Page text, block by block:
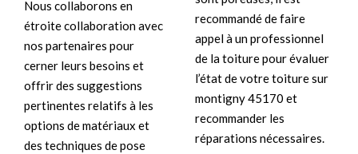
Nous collaborons en
étroite collaboration avec
nos partenaires pour
cerner leurs besoins et
offrir des suggestions
pertinentes relatifs à les
options de matériaux et
des techniques de pose
recommandé de faire
appel à un professionnel
de la toiture pour évaluer
l’état de votre toiture sur
montigny 45170 et
recommander les
réparations nécessaires.